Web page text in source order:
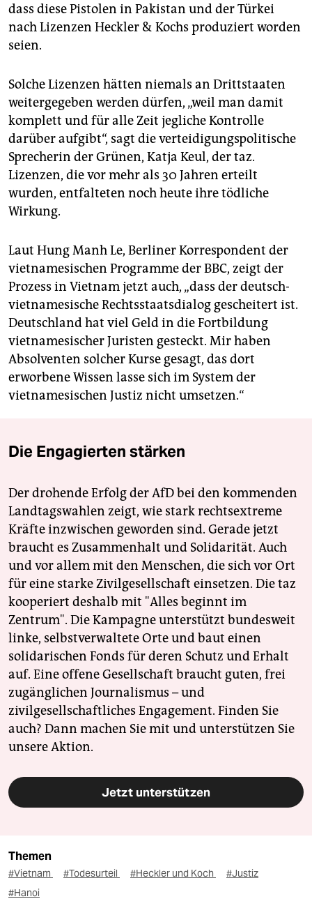
dass diese Pistolen in Pakistan und der Türkei
nach Lizenzen Heckler & Kochs produziert worden
seien.
Solche Lizenzen hätten niemals an Drittstaaten
weitergegeben werden dürfen, „weil man damit
komplett und für alle Zeit jegliche Kontrolle
darüber aufgibt“, sagt die verteidigungspolitische
Sprecherin der Grünen, Katja Keul, der taz.
Lizenzen, die vor mehr als 30 Jahren erteilt
wurden, entfalteten noch heute ihre tödliche
Wirkung.
Laut Hung Manh Le, Berliner Korrespondent der
vietnamesischen Programme der BBC, zeigt der
Prozess in Vietnam jetzt auch, „dass der deutsch-
vietnamesische Rechtsstaatsdialog gescheitert ist.
Deutschland hat viel Geld in die Fortbildung
vietnamesischer Juristen gesteckt. Mir haben
Absolventen solcher Kurse gesagt, das dort
erworbene Wissen lasse sich im System der
vietnamesischen Justiz nicht umsetzen.“
Die Engagierten stärken
Der drohende Erfolg der AfD bei den kommenden
Landtagswahlen zeigt, wie stark rechtsextreme
Kräfte inzwischen geworden sind. Gerade jetzt
braucht es Zusammenhalt und Solidarität. Auch
und vor allem mit den Menschen, die sich vor Ort
für eine starke Zivilgesellschaft einsetzen. Die taz
kooperiert deshalb mit "Alles beginnt im
Zentrum". Die Kampagne unterstützt bundesweit
linke, selbstverwaltete Orte und baut einen
solidarischen Fonds für deren Schutz und Erhalt
auf. Eine offene Gesellschaft braucht guten, frei
zugänglichen Journalismus – und
zivilgesellschaftliches Engagement. Finden Sie
auch? Dann machen Sie mit und unterstützen Sie
unsere Aktion.
Jetzt unterstützen
Themen
#Vietnam #Todesurteil #Heckler und Koch
#Justiz
#Hanoi